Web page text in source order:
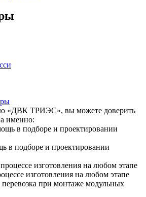
«ДВК ТРИЭС», вы можете доверить
именно:
в подборе и проектировании
изготовления на любом этапе